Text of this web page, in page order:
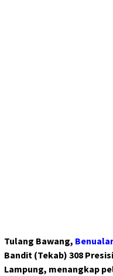
Tulang Bawang,
Bandit (Tekab) 308
Lampung, menangkap